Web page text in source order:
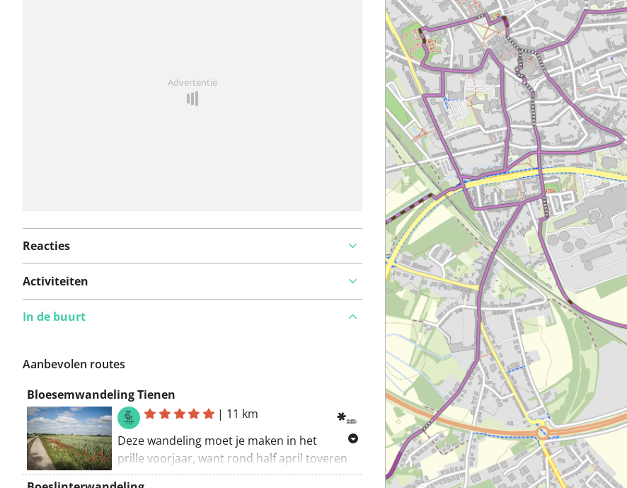
Advertentie
Reacties
Activiteiten
In de buurt
Aanbevolen routes
Bloesemwandeling Tienen
| 11 km
Deze wandeling moet je maken in het
prille voorjaar, want rond half april toveren
de geurige witte en roze bloesems aan de